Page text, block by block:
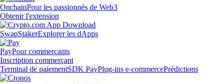
OnchainPour les passionnés de Web3
Obtenir l'extension
SwapStakerExplorer les dApps
PayPour commerçants
Inscription commerçant
Terminal de paiementSDK PayPlug-ins e-commercePrédictions